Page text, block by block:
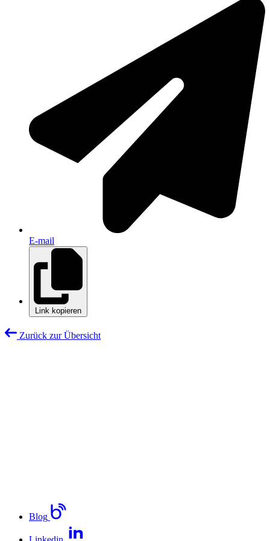
E-mail
Link kopieren
Zurück zur Übersicht
Blog